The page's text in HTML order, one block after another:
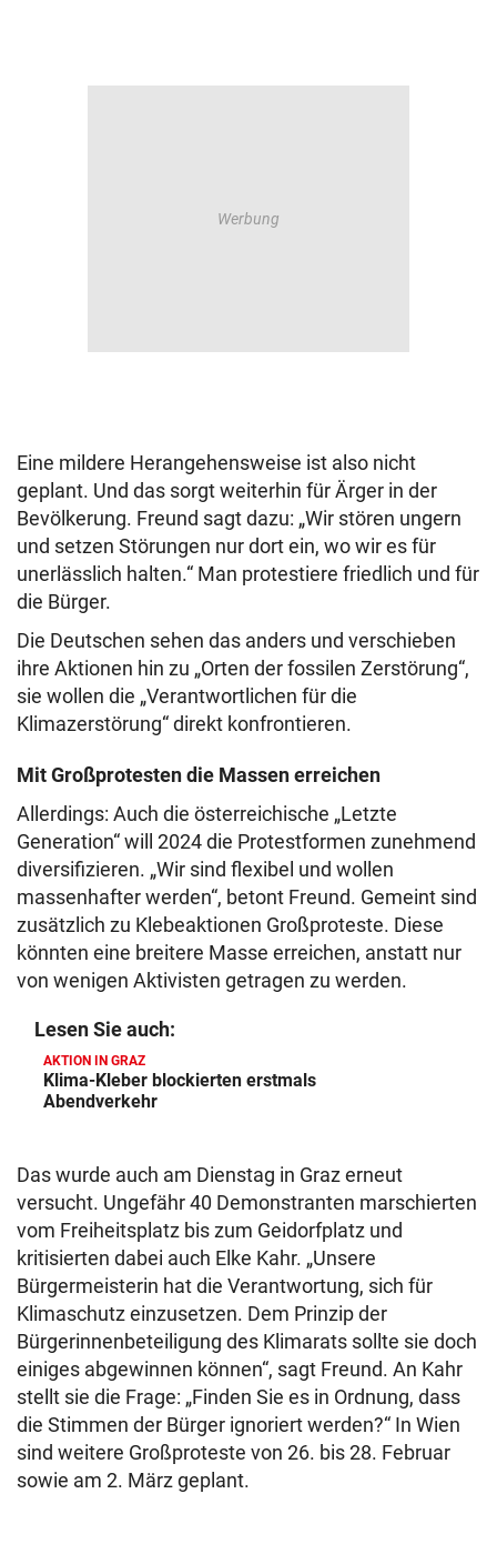
Eine mildere Herangehensweise ist also nicht
geplant. Und das sorgt weiterhin für Ärger in der
Bevölkerung. Freund sagt dazu: „Wir stören ungern
und setzen Störungen nur dort ein, wo wir es für
unerlässlich halten.“ Man protestiere friedlich und für
die Bürger.
Die Deutschen sehen das anders und verschieben
ihre Aktionen hin zu „Orten der fossilen Zerstörung“,
sie wollen die „Verantwortlichen für die
Klimazerstörung“ direkt konfrontieren.
Mit Großprotesten die Massen erreichen
Allerdings: Auch die österreichische „Letzte
Generation“ will 2024 die Protestformen zunehmend
diversifizieren. „Wir sind flexibel und wollen
massenhafter werden“, betont Freund. Gemeint sind
zusätzlich zu Klebeaktionen Großproteste. Diese
könnten eine breitere Masse erreichen, anstatt nur
von wenigen Aktivisten getragen zu werden.
Lesen Sie auch:
AKTION IN GRAZ
Klima-Kleber blockierten erstmals
Abendverkehr
Das wurde auch am Dienstag in Graz erneut
versucht. Ungefähr 40 Demonstranten marschierten
vom Freiheitsplatz bis zum Geidorfplatz und
kritisierten dabei auch Elke Kahr. „Unsere
Bürgermeisterin hat die Verantwortung, sich für
Klimaschutz einzusetzen. Dem Prinzip der
Bürgerinnenbeteiligung des Klimarats sollte sie doch
einiges abgewinnen können“, sagt Freund. An Kahr
stellt sie die Frage: „Finden Sie es in Ordnung, dass
die Stimmen der Bürger ignoriert werden?“ In Wien
sind weitere Großproteste von 26. bis 28. Februar
sowie am 2. März geplant.